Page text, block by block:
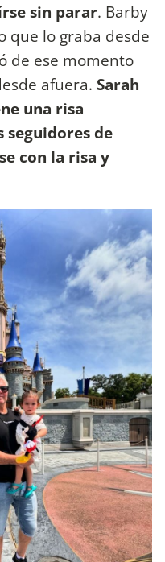
sin parar. Barby
que lo graba desde
de ese momento
afuera. Sarah
una risa
seguidores de
con la risa y